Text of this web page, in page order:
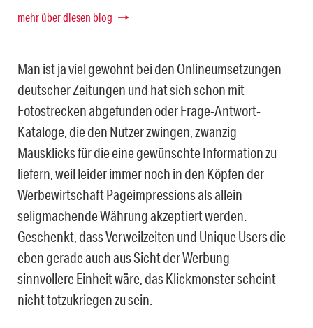
mehr über diesen blog
Man ist ja viel gewohnt bei den Onlineumsetzungen
deutscher Zeitungen und hat sich schon mit
Fotostrecken abgefunden oder Frage-Antwort-
Kataloge, die den Nutzer zwingen, zwanzig
Mausklicks für die eine gewünschte Information zu
liefern, weil leider immer noch in den Köpfen der
Werbewirtschaft Pageimpressions als allein
seligmachende Währung akzeptiert werden.
Geschenkt, dass Verweilzeiten und Unique Users die –
eben gerade auch aus Sicht der Werbung –
sinnvollere Einheit wäre, das Klickmonster scheint
nicht totzukriegen zu sein.